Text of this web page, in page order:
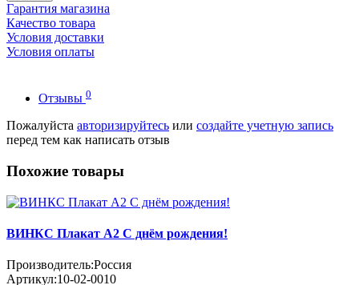
Гарантия магазина
Качество товара
Условия доставки
Условия оплаты
Отзывы 0
Пожалуйста авторизируйтесь или создайте учетную запись
перед тем как написать отзыв
Похожие товары
ВИНКС Плакат А2 С днём рождения!
Производитель:Россия
Артикул:10-02-0010